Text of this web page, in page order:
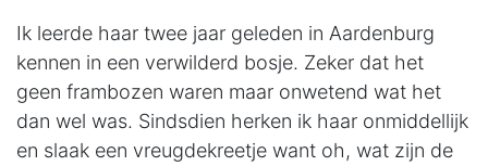
Ik leerde haar twee jaar geleden in Aardenburg
kennen in een verwilderd bosje. Zeker dat het
geen frambozen waren maar onwetend wat het
dan wel was. Sindsdien herken ik haar onmiddellijk
en slaak een vreugdekreetje want oh, wat zijn de